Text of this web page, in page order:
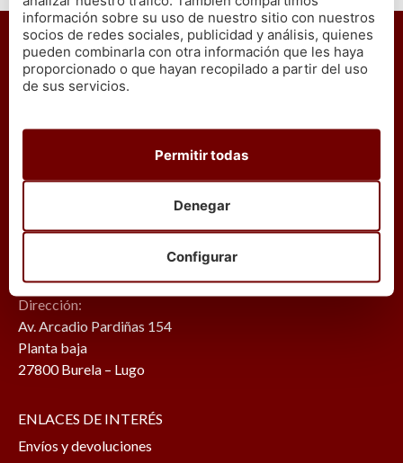
nuestros mariscos y pescadosson gallegos y de
primera calidad, escogidos uno a uno, de la lonja
llevados directamente a tu hogar, para ofrecer la
máxima garantía de calidad y frescura.
productos entre un 30% y un 40%.
ATENCIÓN AL CLIENTE
Teléfonos (+34):
Dirección:
Av. Arcadio Pardiñas 154
Planta baja
27800 Burela – Lugo
ENLACES DE INTERÉS
Envíos y devoluciones
información sobre su uso de nuestro sitio con nuestros
socios de redes sociales, publicidad y análisis, quienes
pueden combinarla con otra información que les haya
proporcionado o que hayan recopilado a partir del uso
de sus servicios.
Configurar
Denegar
Permitir todas